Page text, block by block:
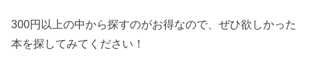
300円以上の中から探すのがお得なので、ぜひ欲しかった
本を探してみてください！